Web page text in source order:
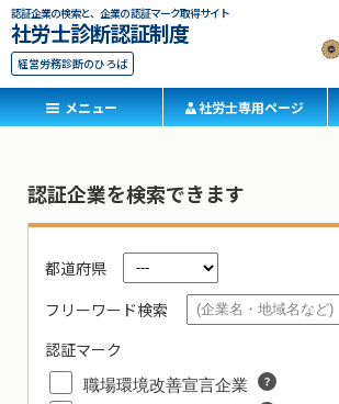
認証企業の検索と、企業の認証マーク取得サイト
社労士診断認証制度
経営労務診断のひろば
メニュー 社労士専用ページ
認証企業を検索できます
都道府県
フリーワード検索
認証マーク
職場環境改善宣言企業